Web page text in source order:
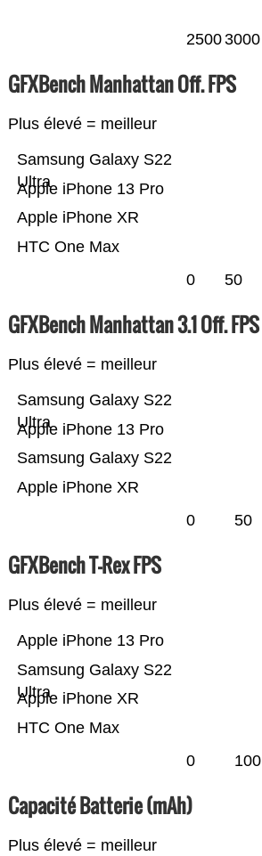
25003000
GFXBench Manhattan Off. FPS
Plus élevé = meilleur
HTC One Max
Apple iPhone XR
Apple iPhone 13 Pro
Samsung Galaxy S22
Ultra
0 50
GFXBench Manhattan 3.1 Off. FPS
Plus élevé = meilleur
Apple iPhone XR
Samsung Galaxy S22
Apple iPhone 13 Pro
Samsung Galaxy S22
Ultra
0 50
GFXBench T-Rex FPS
Plus élevé = meilleur
HTC One Max
Apple iPhone XR
Samsung Galaxy S22
Ultra
Apple iPhone 13 Pro
0 100
Capacité Batterie (mAh)
Plus élevé = meilleur